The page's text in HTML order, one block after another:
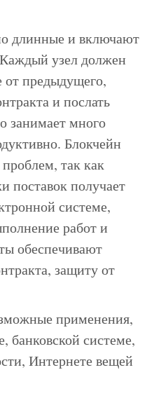
длинные и включают
узел должен
от предыдущего,
и послать
занимает много
Блокчейн
так как
поставок получает
системе,
работ и
обеспечивают
защиту от
применения,
банковской системе,
Интернете вещей